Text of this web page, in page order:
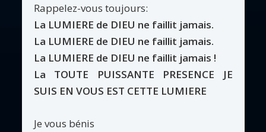
Rappelez-vous toujours:
La LUMIERE de DIEU ne faillit jamais.
La LUMIERE de DIEU ne faillit jamais.
La LUMIERE de DIEU ne faillit jamais !
La TOUTE PUISSANTE PRESENCE JE
SUIS EN VOUS EST CETTE LUMIERE
Je vous bénis